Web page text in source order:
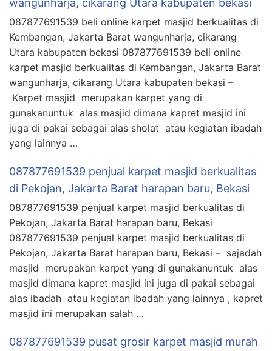
wangunharja, cikarang Utara kabupaten bekasi
087877691539 beli online karpet masjid berkualitas di
Kembangan, Jakarta Barat wangunharja, cikarang
Utara kabupaten bekasi 087877691539 beli online
karpet masjid berkualitas di Kembangan, Jakarta Barat
wangunharja, cikarang Utara kabupaten bekasi –
Karpet masjid merupakan karpet yang di
gunakanuntuk alas masjid dimana kapret masjid ini
juga di pakai sebagai alas sholat atau kegiatan ibadah
yang lainnya …
087877691539 penjual karpet masjid berkualitas
di Pekojan, Jakarta Barat harapan baru, Bekasi
087877691539 penjual karpet masjid berkualitas di
Pekojan, Jakarta Barat harapan baru, Bekasi
087877691539 penjual karpet masjid berkualitas di
Pekojan, Jakarta Barat harapan baru, Bekasi – sajadah
masjid merupakan karpet yang di gunakanuntuk alas
masjid dimana kapret masjid ini juga di pakai sebagai
alas ibadah atau kegiatan ibadah yang lainnya , kapret
masjid ini merupakan salah …
087877691539 pusat grosir karpet masjid murah